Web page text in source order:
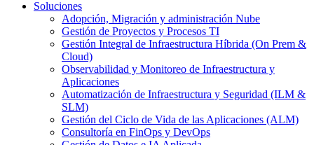
Soluciones
Adopción, Migración y administración Nube
Gestión de Proyectos y Procesos TI
Gestión Integral de Infraestructura Híbrida (On Prem &
Cloud)
Observabilidad y Monitoreo de Infraestructura y
Aplicaciones
Automatización de Infraestructura y Seguridad (ILM &
SLM)
Gestión del Ciclo de Vida de las Aplicaciones (ALM)
Consultoría en FinOps y DevOps